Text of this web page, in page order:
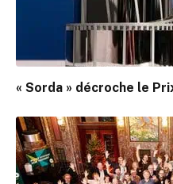
« Sorda » décroche le